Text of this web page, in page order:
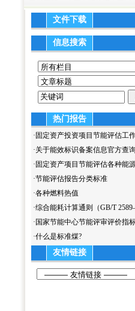
文件下载
信息搜索
热门报告
· 固定资产投资项目节能评估工
·关于能效标识备案信息官方查
· 固定资产项目节能评估各种能
·节能评估报告分类标准
·各种燃料热值
·综合能耗计算通则（GB/T
· 国家节能中心节能评审评价指
·什么是标准煤?
友情链接